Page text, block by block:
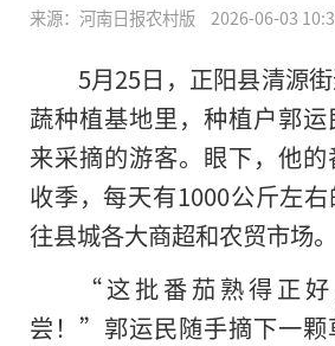
来源： 河南日报农村版 2026-06-03
5月25日，正阳县清源
蔬种植基地里，种植户郭
来采摘的游客。眼下，他
收季，每天有1000公斤左
往县城各大商超和农贸市场。
“这批番茄熟得正
尝！”郭运民随手摘下一颗